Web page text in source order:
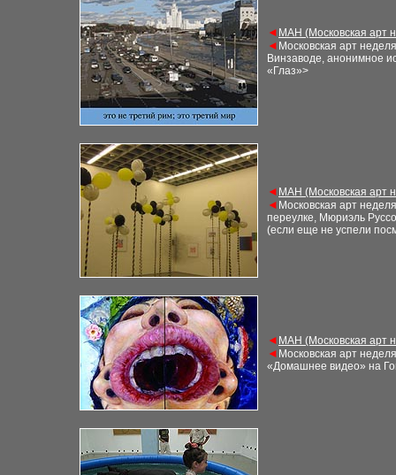
◄ МАН (Московская арт
◄ Московская арт неделя
Винзаводе, анонимное
«Глаз»>
◄ МАН (Московская арт
◄ Московская арт неделя
переулке, Мюриэль
(если еще не успели
◄ МАН (Московская арт
◄ Московская арт неделя
«Домашнее видео» на